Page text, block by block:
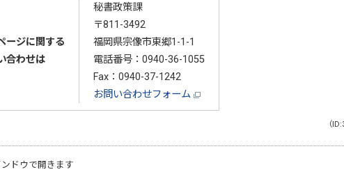
ージに関する
合わせは
秘書政策課
〒811-3492
福岡県宗像市東郷1-1-1
電話番号： 0940-36-1055
Fax：0940-37-1242
お問い合わせフォーム
（
ドウで開きます